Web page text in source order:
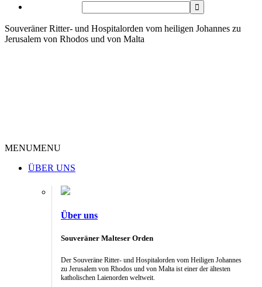
Souveräner Ritter- und Hospitalorden vom heiligen Johannes zu
Jerusalem von Rhodos und von Malta
MENUMENU
ÜBER UNS
Über uns
Souveräner Malteser Orden
Der Souveräne Ritter- und Hospitalorden vom Heiligen Johannes
zu Jerusalem von Rhodos und von Malta ist einer der ältesten
katholischen Laienorden weltweit.